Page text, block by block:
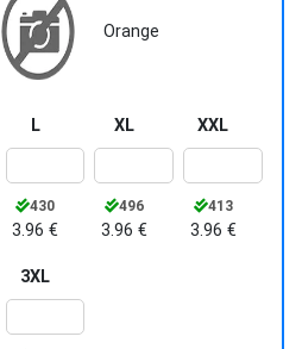
Orange
L
430
3.96 €
XL
496
3.96 €
XXL
413
3.96 €
3XL